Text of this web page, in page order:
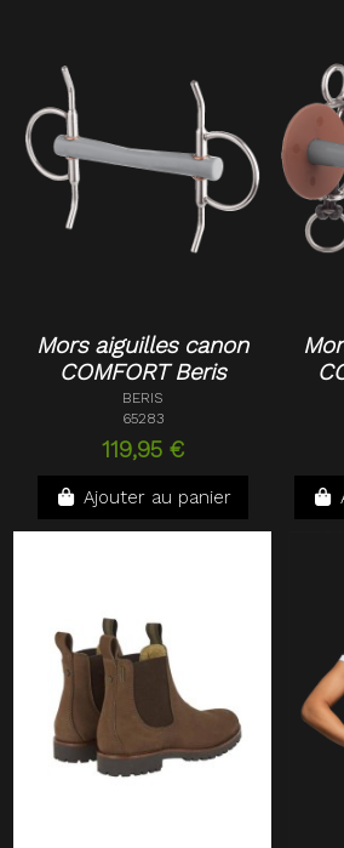
Mors aiguilles canon
COMFORT Beris
BERIS
65283
119,95 €
Ajouter au panier